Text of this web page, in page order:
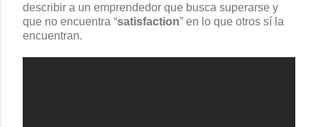
describir a un emprendedor que busca superarse y
que no encuentra “satisfaction” en lo que otros sí la
encuentran.